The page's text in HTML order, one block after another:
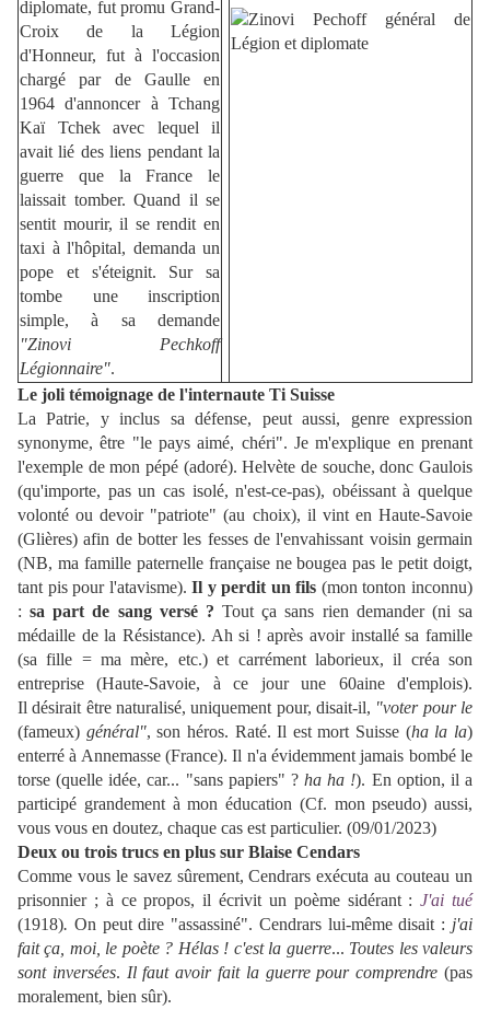
diplomate, fut promu Grand-
Croix de la Légion
d'Honneur, fut à l'occasion
chargé par de Gaulle en
1964 d'annoncer à Tchang
Kaï Tchek avec lequel il
avait lié des liens pendant la
guerre que la France le
laissait tomber. Quand il se
sentit mourir, il se rendit en
taxi à l'hôpital, demanda un
pope et s'éteignit. Sur sa
tombe une inscription
simple, à sa demande
"Zinovi Pechkoff
Légionnaire".
Le joli témoignage de l'internaute Ti Suisse
La Patrie, y inclus sa défense, peut aussi, genre expression
synonyme, être "le pays aimé, chéri". Je m'explique en prenant
l'exemple de mon pépé (adoré). Helvète de souche, donc Gaulois
(qu'importe, pas un cas isolé, n'est-ce-pas), obéissant à quelque
volonté ou devoir "patriote" (au choix), il vint en Haute-Savoie
(Glières) afin de botter les fesses de l'envahissant voisin germain
(NB, ma famille paternelle française ne bougea pas le petit doigt,
tant pis pour l'atavisme).Il y perdit un fils (mon tonton inconnu)
:sa part de sang versé ?Tout ça sans rien demander (ni sa
médaille de la Résistance). Ah si ! après avoir installé sa famille
(sa fille = ma mère, etc.) et carrément laborieux, il créa son
entreprise (Haute-Savoie, à ce jour une 60aine d'emplois).
Il désirait être naturalisé, uniquement pour, disait-il, "voter pour le
(fameux) général", son héros. Raté. Il est mort Suisse (ha la la)
enterré à Annemasse (France). Il n'a évidemment jamais bombé le
torse (quelle idée, car... "sans papiers" ?ha ha !). En option, il a
participé grandement à mon éducation (Cf. mon pseudo) aussi,
vous vous en doutez, chaque cas est particulier. (09/01/2023)
Deux ou trois trucs en plus sur Blaise Cendars
Comme vous le savez sûrement, Cendrars exécuta au couteau un
prisonnier ; à ce propos, il écrivit un poème sidérant :J'ai tué
(1918). On peut dire "assassiné". Cendrars lui-même disait : j'ai
fait ça, moi, le poète ? Hélas ! c'est la guerre... Toutes les valeurs
sont inversées. Il faut avoir fait la guerre pour comprendre (pas
moralement, bien sûr).